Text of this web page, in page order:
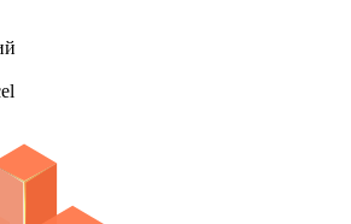
наиболее эффективным